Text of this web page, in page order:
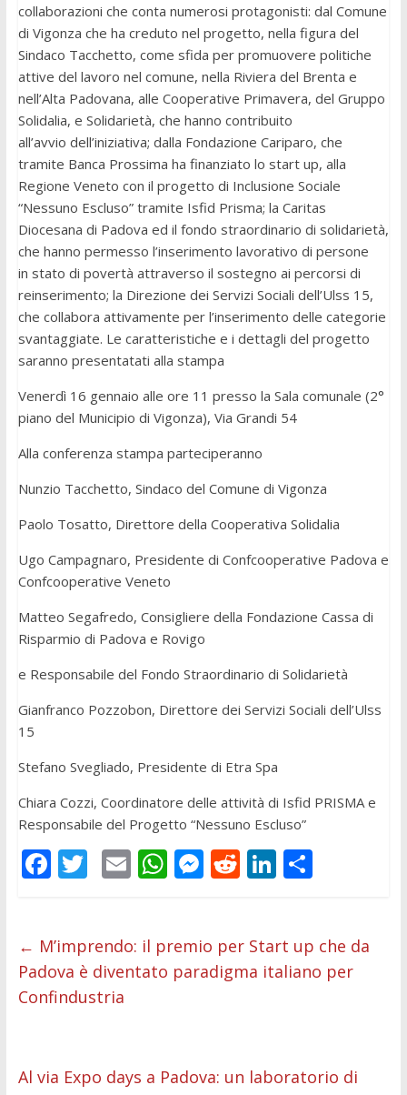
collaborazioni che conta numerosi protagonisti: dal Comune
di Vigonza che ha creduto nel progetto, nella figura del
Sindaco Tacchetto, come sfida per promuovere politiche
attive del lavoro nel comune, nella Riviera del Brenta e
nell’Alta Padovana, alle Cooperative Primavera, del Gruppo
Solidalia, e Solidarietà, che hanno contribuito
all’avvio dell’iniziativa; dalla Fondazione Cariparo, che
tramite Banca Prossima ha finanziato lo start up, alla
Regione Veneto con il progetto di Inclusione Sociale
“Nessuno Escluso” tramite Isfid Prisma; la Caritas
Diocesana di Padova ed il fondo straordinario di solidarietà,
che hanno permesso l’inserimento lavorativo di persone
in stato di povertà attraverso il sostegno ai percorsi di
reinserimento; la Direzione dei Servizi Sociali dell’Ulss 15,
che collabora attivamente per l’inserimento delle categorie
svantaggiate. Le caratteristiche e i dettagli del progetto
saranno presentatati alla stampa
Venerdì 16 gennaio alle ore 11 presso la Sala comunale (2°
piano del Municipio di Vigonza), Via Grandi 54
Alla conferenza stampa parteciperanno
Nunzio Tacchetto, Sindaco del Comune di Vigonza
Paolo Tosatto, Direttore della Cooperativa Solidalia
Ugo Campagnaro, Presidente di Confcooperative Padova e
Confcooperative Veneto
Matteo Segafredo, Consigliere della Fondazione Cassa di
Risparmio di Padova e Rovigo
e Responsabile del Fondo Straordinario di Solidarietà
Gianfranco Pozzobon, Direttore dei Servizi Sociali dell’Ulss
15
Stefano Svegliado, Presidente di Etra Spa
Chiara Cozzi, Coordinatore delle attività di Isfid PRISMA e
Responsabile del Progetto “Nessuno Escluso”
F
b
o
o
T
er
E
l
W
s
A
M
e
n
R
di
t
Li
e
dI
C
di
vi
← M’imprendo: il premio per Start up che da
Padova è diventato paradigma italiano per
Confindustria
Al via Expo days a Padova: un laboratorio di